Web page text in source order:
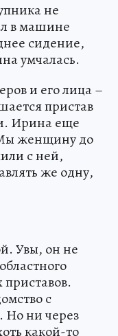
не
в машине
сидение,
умчалась.
и его лица –
пристав
Ирина еще
Мы женщину до
с ней,
же одну,
Увы, он не
с
Но ни через
какой-то